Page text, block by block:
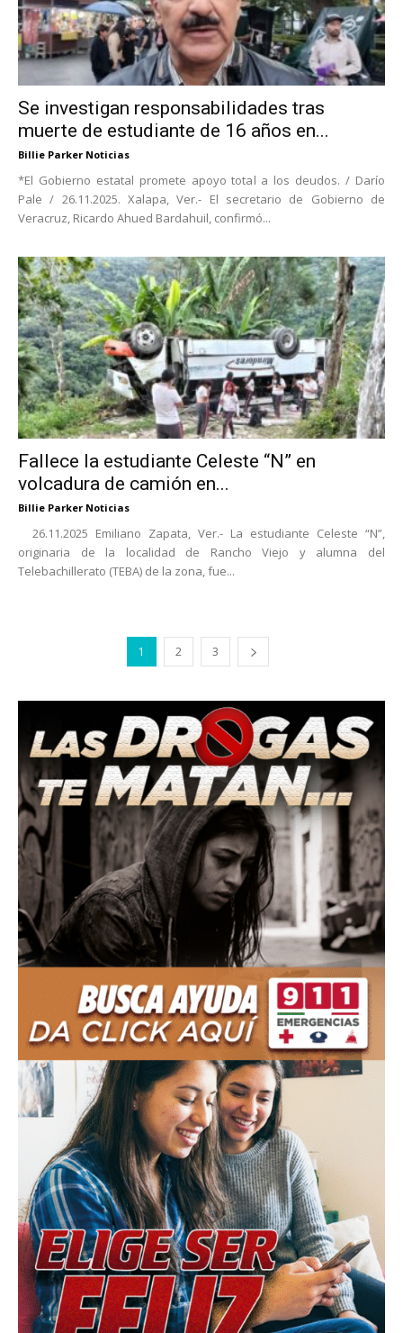
Se investigan responsabilidades tras
muerte de estudiante de 16 años en...
Billie Parker Noticias
*El Gobierno estatal promete apoyo total a los deudos. / Darío
Pale / 26.11.2025. Xalapa, Ver.- El secretario de Gobierno de
Veracruz, Ricardo Ahued Bardahuil, confirmó...
Fallece la estudiante Celeste “N” en
volcadura de camión en...
Billie Parker Noticias
26.11.2025 Emiliano Zapata, Ver.- La estudiante Celeste “N”,
originaria de la localidad de Rancho Viejo y alumna del
Telebachillerato (TEBA) de la zona, fue...
1 2 3